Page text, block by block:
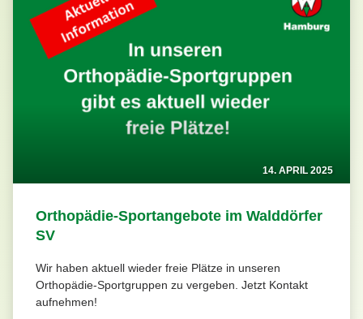
14. APRIL 2025
Orthopädie-Sportangebote im Walddörfer
SV
Wir haben aktuell wieder freie Plätze in unseren
Orthopädie-Sportgruppen zu vergeben. Jetzt Kontakt
aufnehmen!